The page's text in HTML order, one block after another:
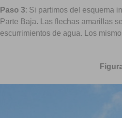
Paso 3: Si partimos del esquema
Parte Baja. Las flechas amarillas
escurrimientos de agua. Los